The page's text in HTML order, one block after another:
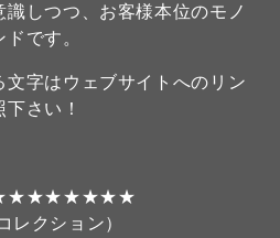
識しつつ、お客様本位のモノ
です。
字はウェブサイトへのリン
さい！
レクション）